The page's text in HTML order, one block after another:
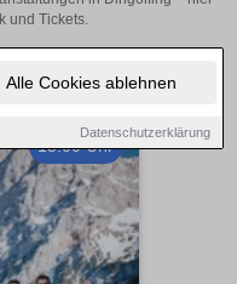
Alle Cookies ablehnen
Datenschutzerklärung
und Tickets.
15:00 Uhr